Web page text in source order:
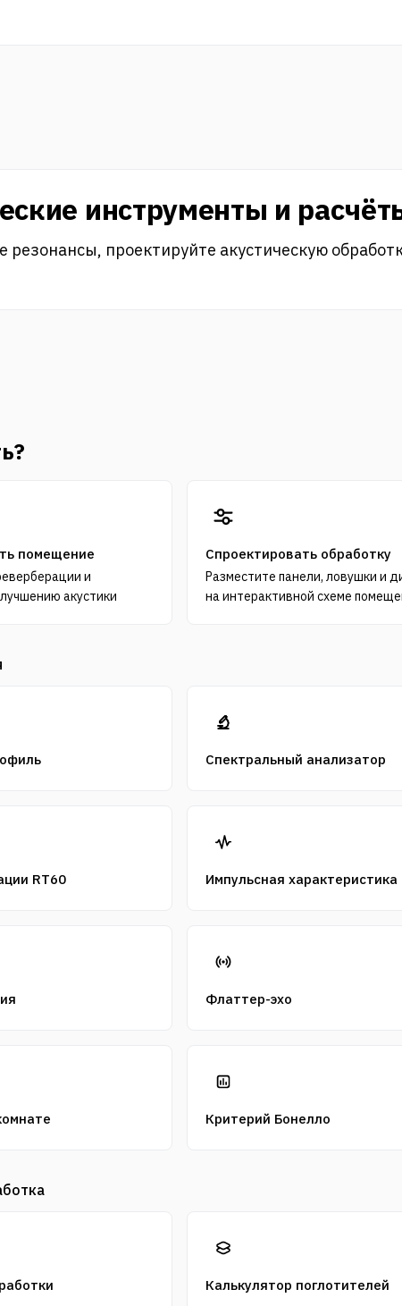
инструменты и
резонансы, проектируйте акустическую
помещение
и
акустики
Спроектировать обработку
Разместите панели, ловушки и
на интерактивной схеме
Спектральный анализатор
RT60 Импульсная характеристика
Флаттер-эхо
Критерий Бонелло
Калькулятор поглотителей